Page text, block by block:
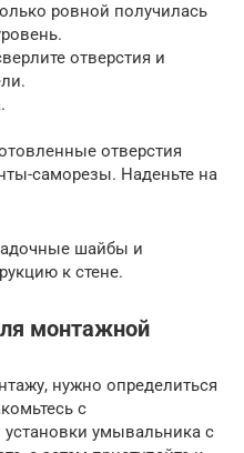
ровной получилась
отверстия и
отверстия
саморезы. Наденьте на
шайбы и
к стене.
монтажной
нужно определиться
с
умывальника с